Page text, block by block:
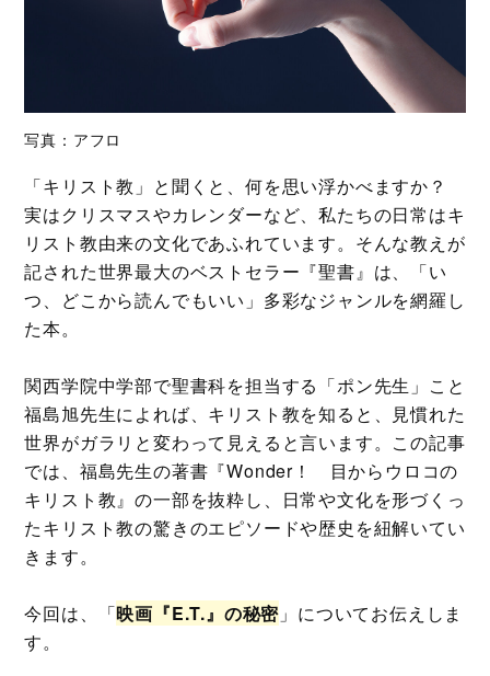
写真：アフロ
「キリスト教」と聞くと、何を思い浮かべますか？
実はクリスマスやカレンダーなど、私たちの日常はキ
リスト教由来の文化であふれています。そんな教えが
記された世界最大のベストセラー『聖書』は、「い
つ、どこから読んでもいい」多彩なジャンルを網羅し
た本。
関西学院中学部で聖書科を担当する「ポン先生」こと
福島旭先生によれば、キリスト教を知ると、見慣れた
世界がガラリと変わって見えると言います。この記事
では、福島先生の著書『Wonder！ 目からウロコの
キリスト教』の一部を抜粋し、日常や文化を形づくっ
たキリスト教の驚きのエピソードや歴史を紐解いてい
きます。
今回は、「映画『E.T.』の秘密 」についてお伝えしま
す。